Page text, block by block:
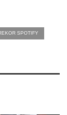
SPOTIFY